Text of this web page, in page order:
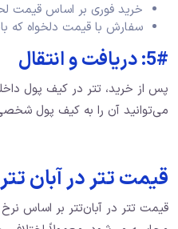
خرید فوری بر اساس قیمت
سفارش با قیمت دلخواه که
5#: دریافت و انتقال
پس از خرید، تتر در کیف پول
می‌توانید آن را به کیف پول
قیمت تتر در آبان
قیمت تتر در آبان‌تتر بر اساس نرخ